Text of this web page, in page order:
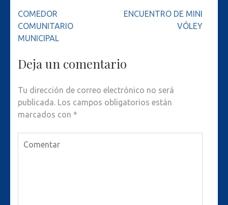
Navegación
de
entradas
COMEDOR
COMUNITARIO
MUNICIPAL
ENCUENTRO DE MINI
VÓLEY
Deja un comentario
Tu dirección de correo electrónico no será
publicada. Los campos obligatorios están
marcados con *